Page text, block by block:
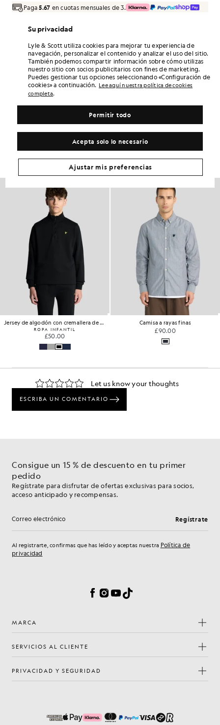
Paga5.67 en cuotas mensuales de 3.
Entrega a domicilio y puntos de recogida. Devoluciones y
¡Gana el doble! Consigue puntos de «102» con
esta compra.
6 points = 1,00 GBP
REGÍSTRATE
DETALLES DEL PRODUCTO
AJUSTE DEL PRODUCTO
Consigue este look
Completa tu look con prendas elegantes diseñadas para realzar tu
armario.
Jersey de algodón con cremallera de 1/4
ROPA INFANTIL
£50.00
Camisa a rayas finas
£90.00
Consigue un 15 % de descuento en tu primer
pedido
Regístrate para disfrutar de ofertas exclusivas para socios,
acceso anticipado y recompensas.
Dirección de correo electrónico Regístrate
Al registrarte, confirmas que has leído y aceptas nuestra Política de
privacidad
Facebook
Instagram
YouTube
TikTok
MARCA
SERVICIOS AL CLIENTE
PRIVACIDAD Y SEGURIDAD
Su privacidad
Lyle & Scott utiliza cookies para mejorar tu experiencia de
navegación, personalizar el contenido y analizar el uso del sitio.
También podemos compartir información sobre cómo utilizas
nuestro sitio con socios publicitarios con fines de marketing.
Puedes gestionar tus opciones seleccionando «Configuración de
cookies» a continuación. Lee aquí nuestra política de cookies
completa.
Acepta solo lo necesario
Permitir todo
Ajustar mis preferencias